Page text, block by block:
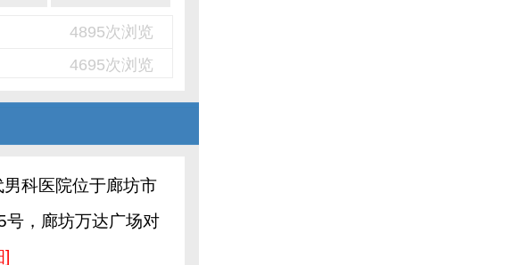
4895次浏览
4695次浏览
男科医院位于廊坊市
号，廊坊万达广场对
]